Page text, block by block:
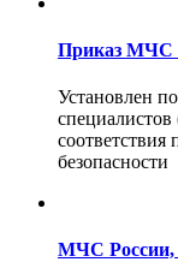
Приказ МЧС
Установлен
безопасности
МЧС